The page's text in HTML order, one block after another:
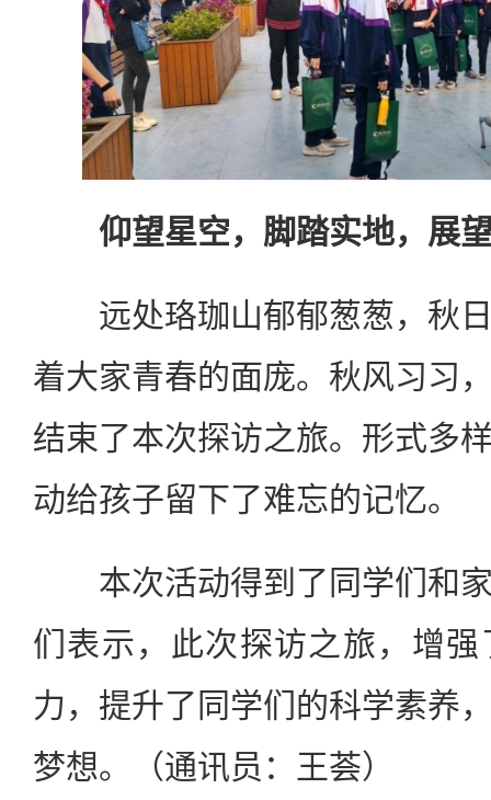
仰望星空，脚踏实地，展
远处珞珈山郁郁葱葱，秋日
着大家青春的面庞。秋风习习
结束了本次探访之旅。形式多
动给孩子留下了难忘的记忆。
本次活动得到了同学们和家
们表示，此次探访之旅，增
力，提升了同学们的科学素养
梦想。（通讯员：王荟）